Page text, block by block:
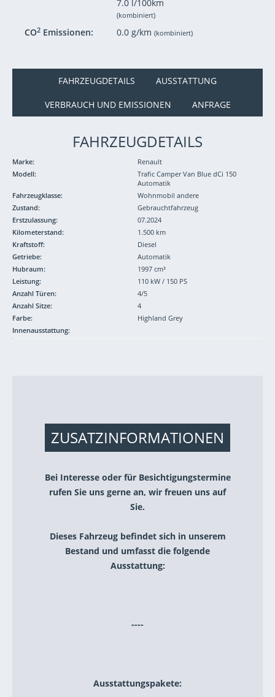
7.0 l/100km
(kombiniert)
CO2 Emissionen: 0.0 g/km (kombiniert)
FAHRZEUGDETAILS AUSSTATTUNG
VERBRAUCH UND EMISSIONEN ANFRAGE
FAHRZEUGDETAILS
Marke:
Renault
Modell:
Trafic Camper Van Blue dCi 150
Automatik
Fahrzeugklasse:
Wohnmobil andere
Zustand:
Gebrauchtfahrzeug
Erstzulassung:
07.2024
Kilometerstand:
1.500 km
Kraftstoff:
Diesel
Getriebe:
Automatik
Hubraum:
1997 cm³
Leistung:
110 kW / 150 PS
Anzahl Türen:
4/5
Anzahl Sitze:
4
Farbe:
Highland Grey
Innenausstattung:
ZUSATZINFORMATIONEN
Bei Interesse oder für Besichtigungstermine
rufen Sie uns gerne an, wir freuen uns auf
Sie.
Dieses Fahrzeug befindet sich in unserem
Bestand und umfasst die folgende
Ausstattung:
----
Ausstattungspakete: